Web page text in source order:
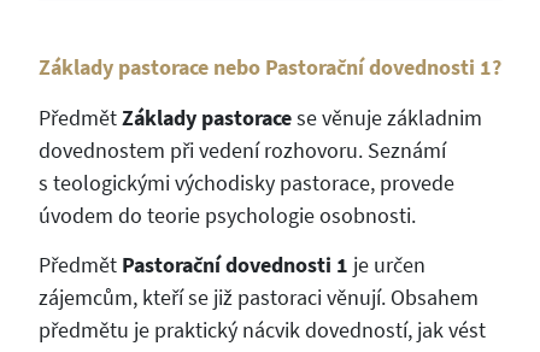
Základy pastorace nebo Pastorační dovednosti 1?
PředmětZáklady pastoracese věnuje základnim
dovednostem při vedení rozhovoru. Seznámí
s teologickými východisky pastorace, provede
úvodem do teorie psychologie osobnosti.
Předmět Pastorační dovednosti 1 je určen
zájemcům, kteří se již pastoraci věnují. Obsahem
předmětu je praktický nácvik dovedností, jak vést